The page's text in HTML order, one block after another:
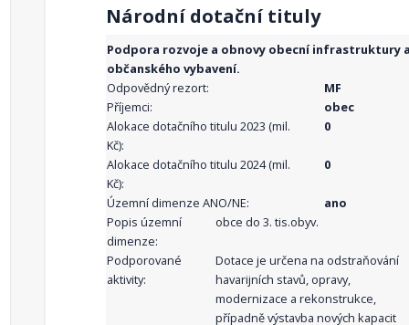
Národní dotační tituly
Podpora rozvoje a obnovy obecní infrastruktury
občanského vybavení.
Odpovědný rezort:
MF
Příjemci:
obec
Alokace dotačního titulu 2023 (mil.
Kč):
0
Alokace dotačního titulu 2024 (mil.
Kč):
0
Územní dimenze ANO/NE:
ano
Popis územní
dimenze:
obce do 3. tis.obyv.
Podporované
aktivity:
Dotace je určena na odstraňování
havarijních stavů, opravy,
modernizace a rekonstrukce,
případně výstavba nových kapacit